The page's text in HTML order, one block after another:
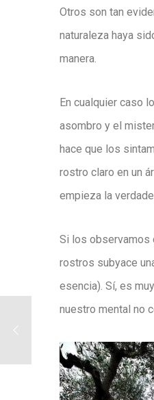
Otros son tan
naturaleza haya
manera.
En cualquier caso
asombro y el
hace que los
rostro claro en un
empieza la
Si los observamos
rostros subyace
esencia). Sí, es
nuestro mental no